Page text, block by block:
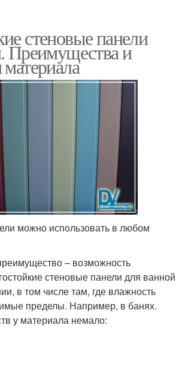
стеновые панели
Преимущества и
можно использовать в любом
– возможность
стеновые панели для ванной
в том числе там, где влажность
пределы. Например, в банях.
у материала немало: